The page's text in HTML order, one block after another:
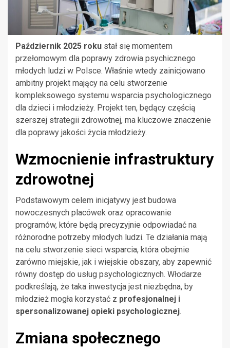
Październik 2025 roku stał się momentem
przełomowym dla poprawy zdrowia psychicznego
młodych ludzi w Polsce. Właśnie wtedy zainicjowano
ambitny projekt mający na celu stworzenie
kompleksowego systemu wsparcia psychologicznego
dla dzieci i młodzieży. Projekt ten, będący częścią
szerszej strategii zdrowotnej, ma kluczowe znaczenie
dla poprawy jakości życia młodzieży.
Wzmocnienie infrastruktury
zdrowotnej
Podstawowym celem inicjatywy jest budowa
nowoczesnych placówek oraz opracowanie
programów, które będą precyzyjnie odpowiadać na
różnorodne potrzeby młodych ludzi. Te działania mają
na celu stworzenie sieci wsparcia, która obejmie
zarówno miejskie, jak i wiejskie obszary, aby zapewnić
równy dostęp do usług psychologicznych. Włodarze
podkreślają, że taka inwestycja jest niezbędna, by
młodzież mogła korzystać z profesjonalnej i
spersonalizowanej opieki psychologicznej.
Zmiana społecznego